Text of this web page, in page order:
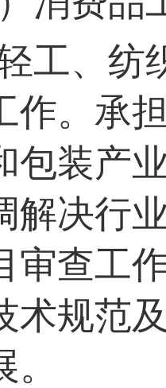
工、纺
作。承
包装产
解决行
审查工
术规范
。